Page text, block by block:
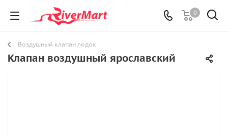
0
Воздушный клапан лодок
Клапан воздушный ярославский